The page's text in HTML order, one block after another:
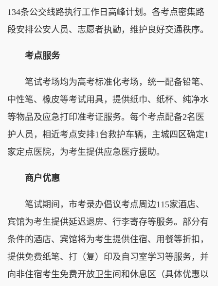
134条公交线路执行工作日高峰计划。各考点密集路
段安排公安人员、志愿者执勤，维护良好交通秩序。
考点服务
笔试考场均为高考标准化考场，统一配备铅笔、
中性笔、橡皮等考试用具，提供纸巾、纸杯、纯净水
等物品及应急打印准考证服务。每个考点配备2名医
护人员，相近考点安排1台救护车辆，主城四区确定1
家定点医院，为考生提供应急医疗援助。
商户优惠
笔试期间，市考录办倡议考点周边115家酒店、
宾馆为考生提供延迟退房、行李寄存等服务。部分有
条件的酒店、宾馆将为考生提供住宿、用餐等折扣，
提供免费纸笔、打（复）印及自习室学习等服务，并
向非住宿考生免费开放卫生间和休息区（具体优惠以